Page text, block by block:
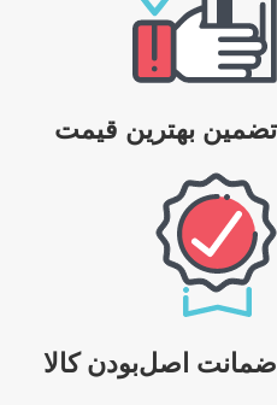
تضمین بهترین قیمت
ضمانت اصل‌بودن کالا